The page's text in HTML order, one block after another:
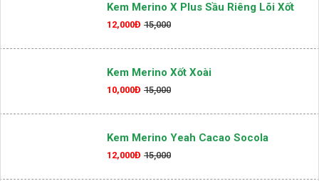
Kem Merino X Plus Sầu Riêng Lõi Xốt
12,000Đ 15,000
Kem Merino Xốt Xoài
10,000Đ 15,000
Kem Merino Yeah Cacao Socola
12,000Đ 15,000